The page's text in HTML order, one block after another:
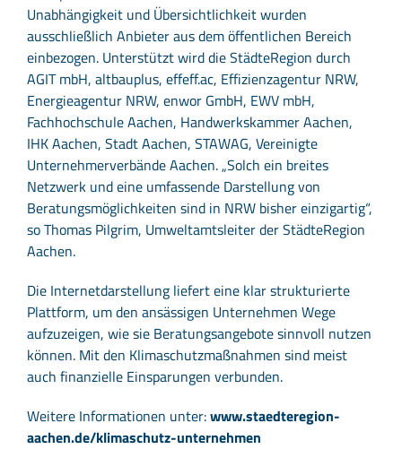
Unabhängigkeit und Übersichtlichkeit wurden
ausschließlich Anbieter aus dem öffentlichen Bereich
einbezogen. Unterstützt wird die StädteRegion durch
AGIT mbH, altbauplus, effeff.ac, Effizienzagentur NRW,
Energieagentur NRW, enwor GmbH, EWV mbH,
Fachhochschule Aachen, Handwerkskammer Aachen,
IHK Aachen, Stadt Aachen, STAWAG, Vereinigte
Unternehmerverbände Aachen. „Solch ein breites
Netzwerk und eine umfassende Darstellung von
Beratungsmöglichkeiten sind in NRW bisher einzigartig“,
so Thomas Pilgrim, Umweltamtsleiter der StädteRegion
Aachen.
Die Internetdarstellung liefert eine klar strukturierte
Plattform, um den ansässigen Unternehmen Wege
aufzuzeigen, wie sie Beratungsangebote sinnvoll nutzen
können. Mit den Klimaschutzmaßnahmen sind meist
auch finanzielle Einsparungen verbunden.
Weitere Informationen unter:www.staedteregion-
aachen.de/klimaschutz-unternehmen